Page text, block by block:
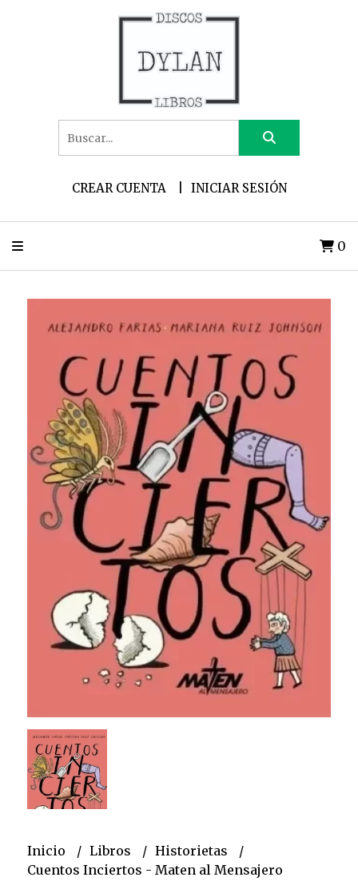
CREAR CUENTA INICIAR SESIÓN
0
Inicio Libros
Historietas
Cuentos Inciertos - Maten al Mensajero